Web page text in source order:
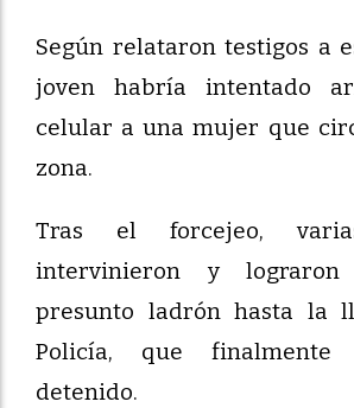
Según relataron testigos a
joven habría intentado
celular a una mujer que
zona.
Tras el forcejeo,
intervinieron y
presunto ladrón hasta la
Policía, que finalmente
detenido.